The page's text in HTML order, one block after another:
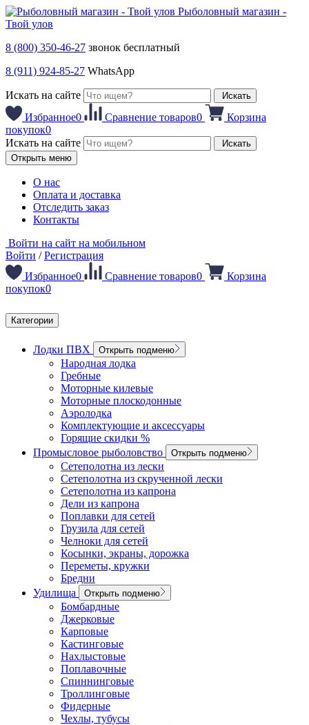
Рыболовный магазин -
Твой улов
8 (800) 350-46-27 звонок бесплатный
8 (911) 924-85-27 WhatsApp
Искать на сайте Искать
Избранное0 Сравнение товаров0
Корзина
покупок0
Искать на сайте
Искать
Открыть меню
О нас
Оплата и доставка
Отследить заказ
Контакты
Войти на сайт на мобильном
Войти /Регистрация
Избранное0 Сравнение товаров0
Корзина
покупок0
Категории
Лодки ПВХ Открыть подменю
Народная лодка
Гребные
Моторные килевые
Моторные плоскодонные
Аэролодка
Комплектующие и аксессуары
Горящие скидки %
Промысловое рыболовство
Открыть подменю
Сетеполотна из лески
Сетеполотна из скрученной лески
Сетеполотна из капрона
Дели из капрона
Поплавки для сетей
Грузила для сетей
Челноки для сетей
Косынки, экраны, дорожка
Переметы, кружки
Бредни
Удилища
Открыть подменю
Бомбардные
Джерковые
Карповые
Кастинговые
Нахлыстовые
Поплавочные
Спиннинговые
Троллинговые
Фидерные
Чехлы, тубусы